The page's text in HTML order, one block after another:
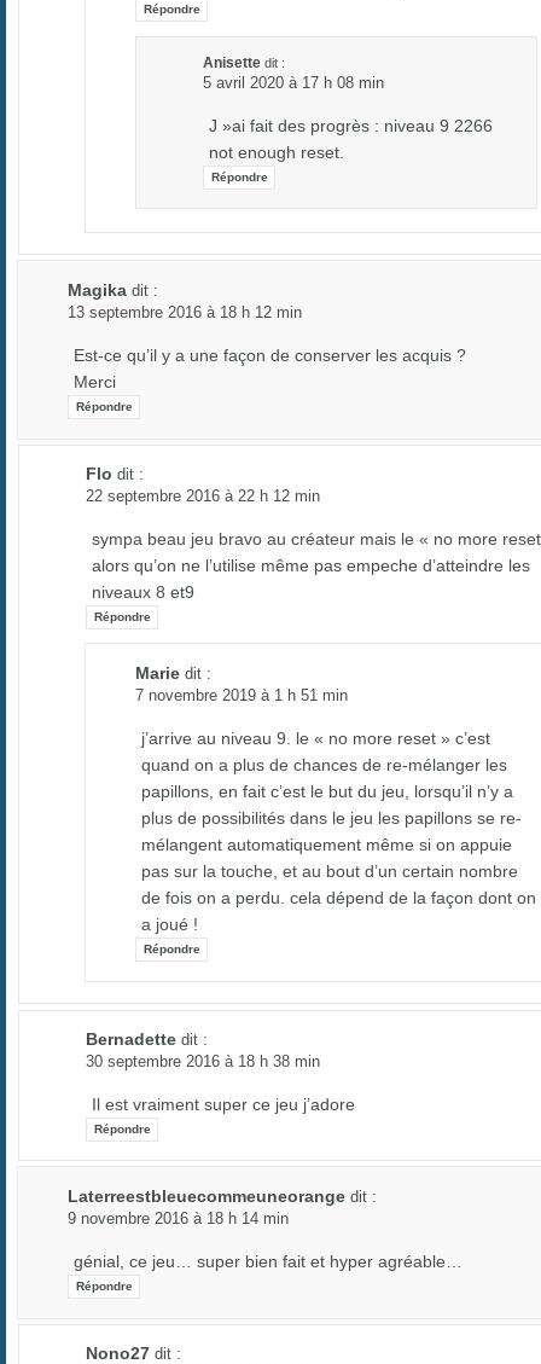
Répondre
Anisette dit :
5 avril 2020 à 17 h 08 min
J »ai fait des progrès : niveau 9 2266
not enough reset.
Répondre
Magika dit :
13 septembre 2016 à 18 h 12 min
Est-ce qu’il y a une façon de conserver les acquis ?
Merci
Répondre
Flo dit :
22 septembre 2016 à 22 h 12 min
sympa beau jeu bravo au créateur mais le « no more
alors qu’on ne l’utilise même pas empeche d’atteindre les
niveaux 8 et9
Répondre
Marie dit :
7 novembre 2019 à 1 h 51 min
j’arrive au niveau 9. le « no more reset » c’est
quand on a plus de chances de re-mélanger les
papillons, en fait c’est le but du jeu, lorsqu’il n’y a
plus de possibilités dans le jeu les papillons se re-
mélangent automatiquement même si on appuie
pas sur la touche, et au bout d’un certain nombre
de fois on a perdu. cela dépend de la façon dont on
a joué !
Répondre
Bernadette dit :
30 septembre 2016 à 18 h 38 min
Il est vraiment super ce jeu j’adore
Répondre
Laterreestbleuecommeuneorange dit :
9 novembre 2016 à 18 h 14 min
génial, ce jeu… super bien fait et hyper agréable…
Répondre
Nono27 dit :